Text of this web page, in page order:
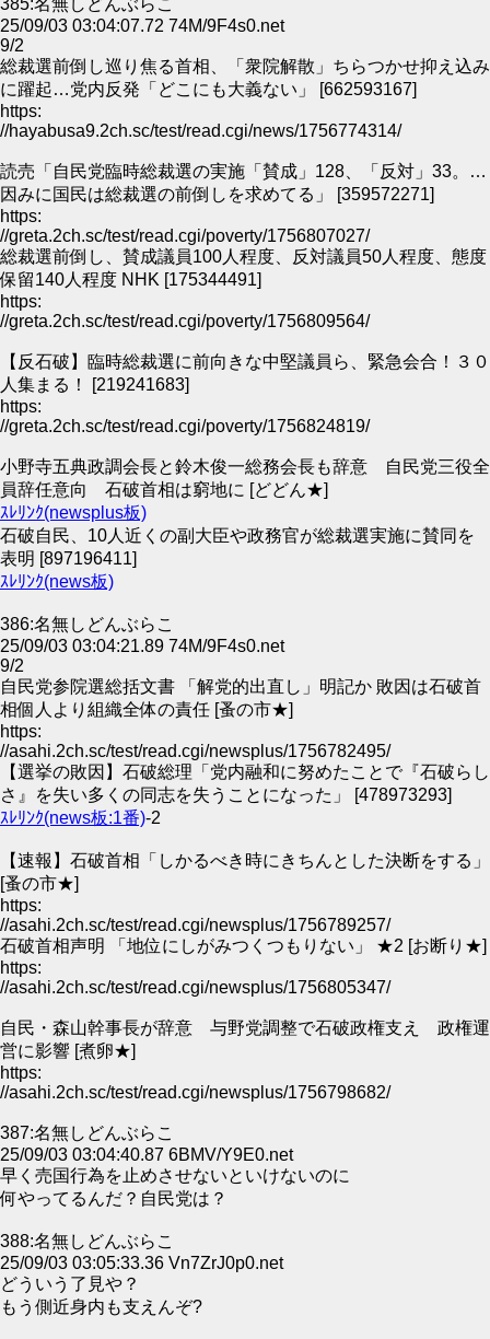
385:名無しどんぶらこ
25/09/03 03:04:07.72 74M/9F4s0.net
9/2
総裁選前倒し巡り焦る首相、「衆院解散」ちらつかせ抑え込み
に躍起…党内反発「どこにも大義ない」 [662593167]
https:
//hayabusa9.2ch.sc/test/read.cgi/news/1756774314/
読売「自民党臨時総裁選の実施「賛成」128、「反対」33。…
因みに国民は総裁選の前倒しを求めてる」 [359572271]
https:
//greta.2ch.sc/test/read.cgi/poverty/1756807027/
総裁選前倒し、賛成議員100人程度、反対議員50人程度、態度
保留140人程度 NHK [175344491]
https:
//greta.2ch.sc/test/read.cgi/poverty/1756809564/
【反石破】臨時総裁選に前向きな中堅議員ら、緊急会合！３０
人集まる！ [219241683]
https:
//greta.2ch.sc/test/read.cgi/poverty/1756824819/
小野寺五典政調会長と鈴木俊一総務会長も辞意 自民党三役全
員辞任意向 石破首相は窮地に [どどん★]
ｽﾚﾘﾝｸ(newsplus板)
石破自民、10人近くの副大臣や政務官が総裁選実施に賛同を
表明 [897196411]
ｽﾚﾘﾝｸ(news板)
386:名無しどんぶらこ
25/09/03 03:04:21.89 74M/9F4s0.net
9/2
自民党参院選総括文書 「解党的出直し」明記か 敗因は石破首
相個人より組織全体の責任 [蚤の市★]
https:
//asahi.2ch.sc/test/read.cgi/newsplus/1756782495/
【選挙の敗因】石破総理「党内融和に努めたことで『石破らし
さ』を失い多くの同志を失うことになった」 [478973293]
ｽﾚﾘﾝｸ(news板:1番)-2
【速報】石破首相「しかるべき時にきちんとした決断をする」
[蚤の市★]
https:
//asahi.2ch.sc/test/read.cgi/newsplus/1756789257/
石破首相声明 「地位にしがみつくつもりない」 ★2 [お断り★]
https:
//asahi.2ch.sc/test/read.cgi/newsplus/1756805347/
自民・森山幹事長が辞意 与野党調整で石破政権支え 政権運
営に影響 [煮卵★]
https:
//asahi.2ch.sc/test/read.cgi/newsplus/1756798682/
387:名無しどんぶらこ
25/09/03 03:04:40.87 6BMV/Y9E0.net
早く売国行為を止めさせないといけないのに
何やってるんだ？自民党は？
388:名無しどんぶらこ
25/09/03 03:05:33.36 Vn7ZrJ0p0.net
どういう了見や？
もう側近身内も支えんぞ?